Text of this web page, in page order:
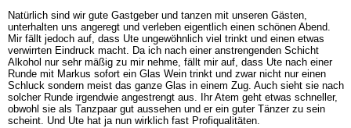
Natürlich sind wir gute Gastgeber und tanzen mit unseren Gästen,
unterhalten uns angeregt und verleben eigentlich einen schönen Abend.
Mir fällt jedoch auf, dass Ute ungewöhnlich viel trinkt und einen etwas
verwirrten Eindruck macht. Da ich nach einer anstrengenden Schicht
Alkohol nur sehr mäßig zu mir nehme, fällt mir auf, dass Ute nach einer
Runde mit Markus sofort ein Glas Wein trinkt und zwar nicht nur einen
Schluck sondern meist das ganze Glas in einem Zug. Auch sieht sie nach
solcher Runde irgendwie angestrengt aus. Ihr Atem geht etwas schneller,
obwohl sie als Tanzpaar gut aussehen und er ein guter Tänzer zu sein
scheint. Und Ute hat ja nun wirklich fast Profiqualitäten.